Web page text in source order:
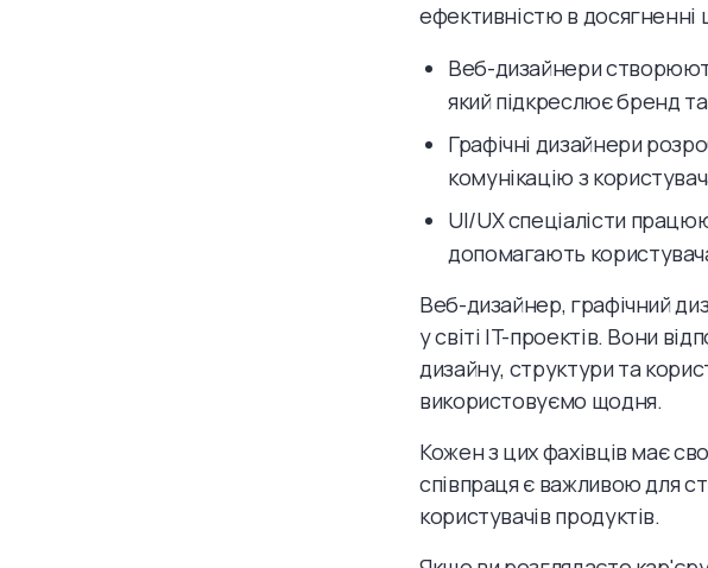
ефективністю в досягненні
Веб-дизайнери
який підкреслює бренд
Графічні дизайнери
комунікацію з
UI/UX спеціалісти
допомагають
Веб-дизайнер, графічний
у світі IT-проектів. Вони
дизайну, структури та
використовуємо щодня.
Кожен з цих фахівців має
співпраця є важливою для
користувачів продуктів.